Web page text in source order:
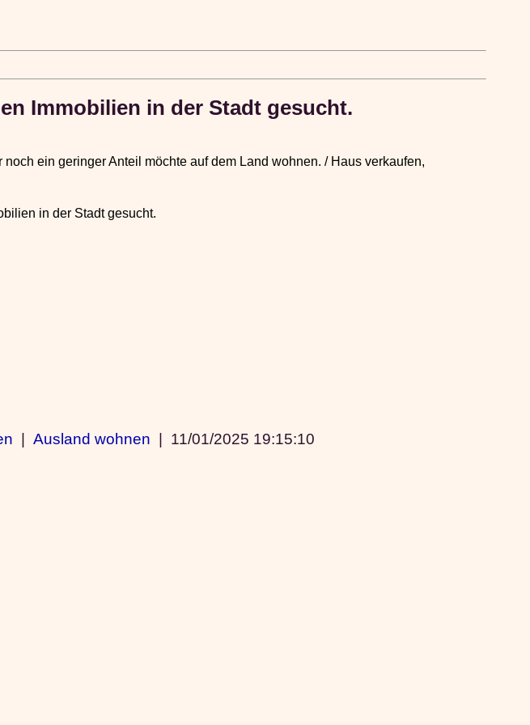
Immobilien in der Stadt gesucht.
ein geringer Anteil möchte auf dem Land wohnen. / Haus verkaufen,
in der Stadt gesucht.
|Ausland wohnen | 11/01/2025 19:15:10